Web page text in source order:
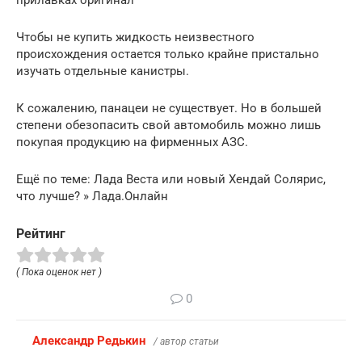
Чтобы не купить жидкость неизвестного
происхождения остается только крайне пристально
изучать отдельные канистры.
К сожалению, панацеи не существует. Но в большей
степени обезопасить свой автомобиль можно лишь
покупая продукцию на фирменных АЗС.
Ещё по теме: Лада Веста или новый Хендай Солярис,
что лучше? » Лада.Онлайн
Рейтинг
( Пока оценок нет )
0
Александр Редькин / автор статьи